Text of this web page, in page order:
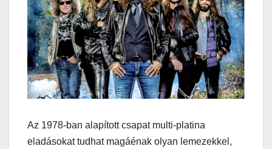
Az 1978-ban alapított csapat multi-platina
eladásokat tudhat magáénak olyan lemezekkel,